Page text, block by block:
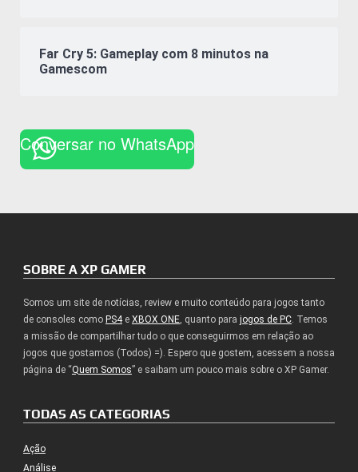
Far Cry 5: Gameplay com 8 minutos na
Gamescom
Conversar no WhatsApp
SOBRE A XP GAMER
Somos um site de notícias, review e muito conteúdo para jogos tanto
de consoles como PS4e XBOX ONE, quanto para jogos de PC. Temos
a missão de compartilhar tudo o que conseguirmos em relação ao
jogos que gostamos (Todos) =). Espero que gostem, acessem a nossa
página de “Quem Somos” e saibam um pouco mais sobre o XP Gamer.
TODAS AS CATEGORIAS
Ação
Análise